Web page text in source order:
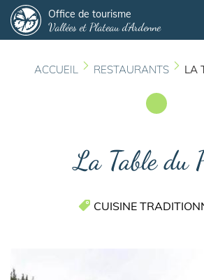
au
contenu
principal
Office de tourisme
Vallées et Plateau d'Ardenne
ACCUEIL RESTAURANTS LA
La Table du
CUISINE
Panneau de gestion des cookies